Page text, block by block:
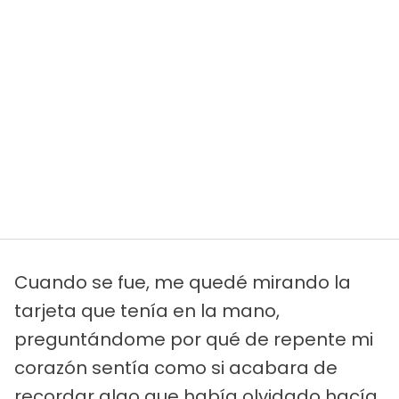
Cuando se fue, me quedé mirando la
tarjeta que tenía en la mano,
preguntándome por qué de repente mi
corazón sentía como si acabara de